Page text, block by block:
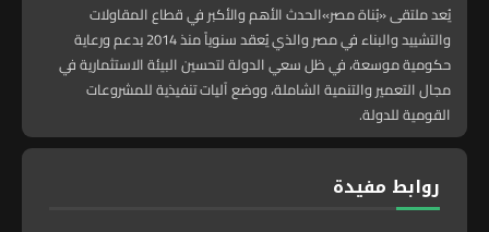
يُعد ملتقى «بُناة مصر»الحدث الأهم والأكبر في قطاع المقاولات
والتشييد والبناء في مصر والذي يُعقد سنوياً منذ 2014 بدعم ورعاية
حكومية موسعة، في ظل سعي الدولة لتحسين البيئة الاستثمارية في
مجال التعمير والتنمية الشاملة، ووضع آليات تنفيذية للمشروعات
القومية للدولة.
روابط مفيدة